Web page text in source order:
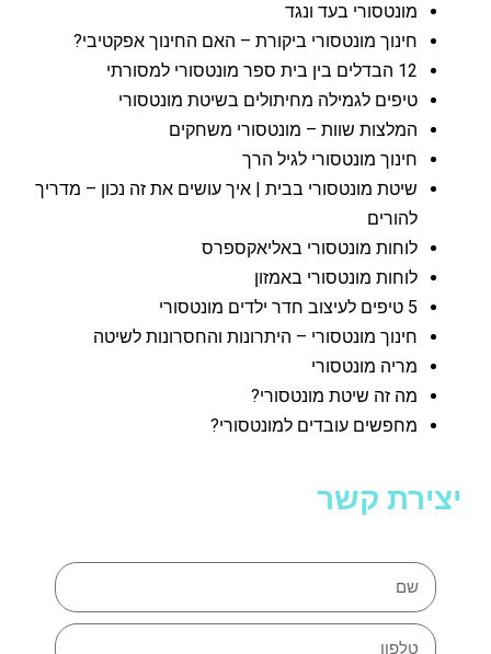
מונטסורי בעד ונגד
חינוך מונטסורי ביקורת – האם החינוך אפקטיבי?
12 הבדלים בין בית ספר מונטסורי למסורתי
טיפים לגמילה מחיתולים בשיטת מונטסורי
המלצות שוות – מונטסורי משחקים
חינוך מונטסורי לגיל הרך
שיטת מונטסורי בבית | איך עושים את זה נכון – מדריך
להורים
לוחות מונטסורי באליאקספרס
לוחות מונטסורי באמזון
5 טיפים לעיצוב חדר ילדים מונטסורי
חינוך מונטסורי – היתרונות והחסרונות לשיטה
מריה מונטסורי
מה זה שיטת מונטסורי?
מחפשים עובדים למונטסורי?
יצירת קשר